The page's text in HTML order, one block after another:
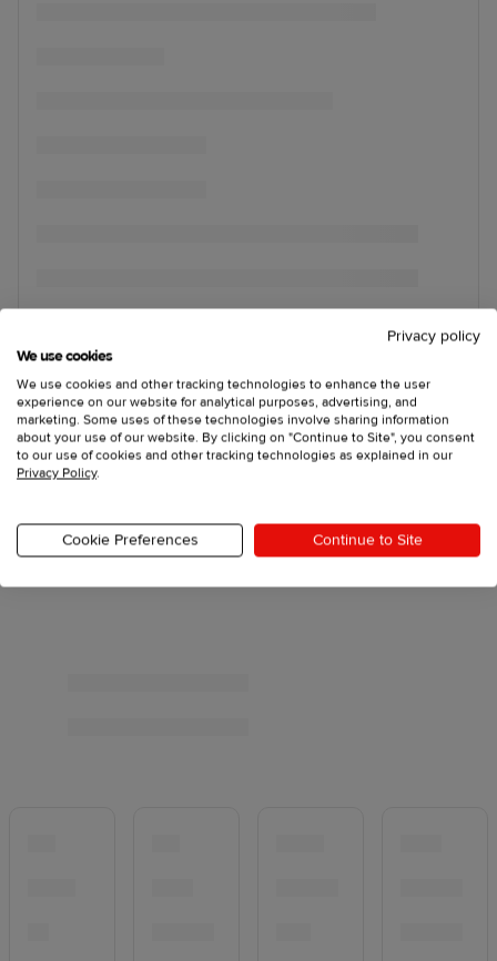
Privacy policy
We use cookies
We use cookies and other tracking technologies to enhance the user
experience on our website for analytical purposes, advertising, and
marketing. Some uses of these technologies involve sharing information
about your use of our website. By clicking on "Continue to Site", you consent
to our use of cookies and other tracking technologies as explained in our
Privacy Policy.
Cookie Preferences Continue to Site